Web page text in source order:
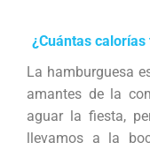
¿Cuántas
La hamburguesa
amantes de la
aguar la fiesta,
llevamos a la